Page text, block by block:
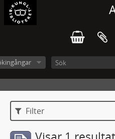
Filter